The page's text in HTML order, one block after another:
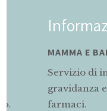
MAMMA E
Servizio di
gravidanza e
farmaci.